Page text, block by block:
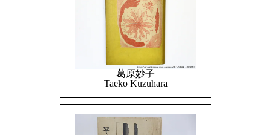
葛原妙子
Taeko Kuzuhara